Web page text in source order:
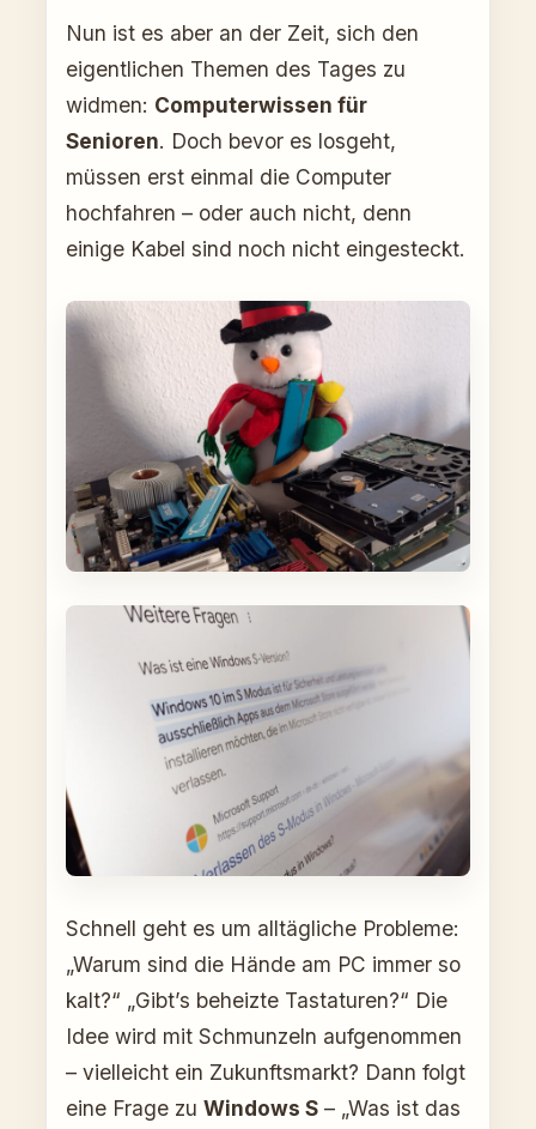
Nun ist es aber an der Zeit, sich den
eigentlichen Themen des Tages zu
widmen: Computerwissen für
Senioren. Doch bevor es losgeht,
müssen erst einmal die Computer
hochfahren – oder auch nicht, denn
einige Kabel sind noch nicht eingesteckt.
Schnell geht es um alltägliche Probleme:
„Warum sind die Hände am PC immer so
kalt?“ „Gibt’s beheizte Tastaturen?“ Die
Idee wird mit Schmunzeln aufgenommen
– vielleicht ein Zukunftsmarkt? Dann folgt
eine Frage zu Windows S – „Was ist das